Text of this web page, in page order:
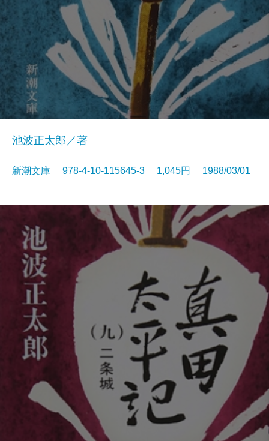
池波正太郎／著
新潮文庫 978-4-10-115645-3 1,045円 1988/03/01